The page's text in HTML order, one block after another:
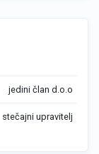
jedini član d.o.o
stečajni upravitelj